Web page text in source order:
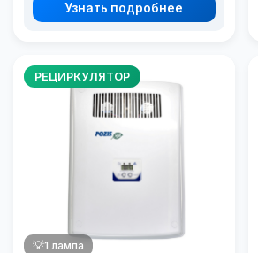
Узнать подробнее
РЕЦИРКУЛЯТОР
💡1 лампа